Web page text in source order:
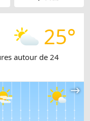
25°
autour de 24